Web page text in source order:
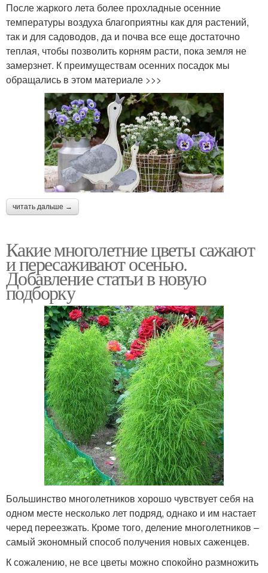
После жаркого лета более прохладные осенние
температуры воздуха благоприятны как для растений,
так и для садоводов, да и почва все еще достаточно
теплая, чтобы позволить корням расти, пока земля не
замерзнет. К преимуществам осенних посадок мы
обращались в этом материале >>>
читать дальше →
Какие многолетние цветы сажают
и пересаживают осенью.
Добавление статьи в новую
подборку
Большинство многолетников хорошо чувствует себя на
одном месте несколько лет подряд, однако и им настает
черед переезжать. Кроме того, деление многолетников –
самый экономный способ получения новых саженцев.
К сожалению, не все цветы можно спокойно размножить